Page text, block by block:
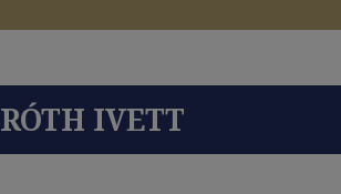
RÓTH IVETT